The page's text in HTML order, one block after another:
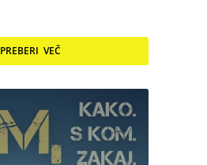
PREBERI VEČ